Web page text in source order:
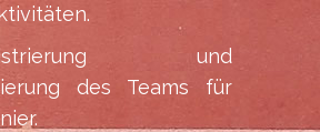
und
des Teams für